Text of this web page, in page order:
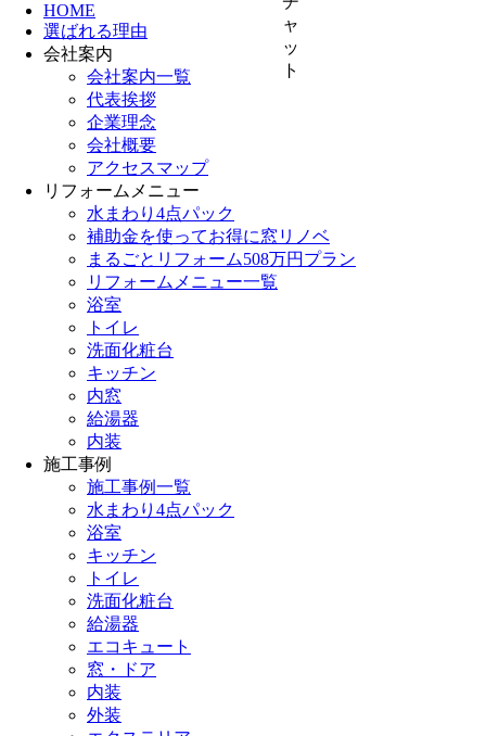
HOME
選ばれる理由
会社案内
会社案内一覧
代表挨拶
企業理念
会社概要
アクセスマップ
リフォームメニュー
水まわり4点パック
補助金を使ってお得に窓リノベ
まるごとリフォーム508万円プラン
リフォームメニュー一覧
浴室
トイレ
洗面化粧台
キッチン
内窓
給湯器
内装
施工事例
施工事例一覧
水まわり4点パック
浴室
キッチン
トイレ
洗面化粧台
給湯器
エコキュート
窓・ドア
内装
外装